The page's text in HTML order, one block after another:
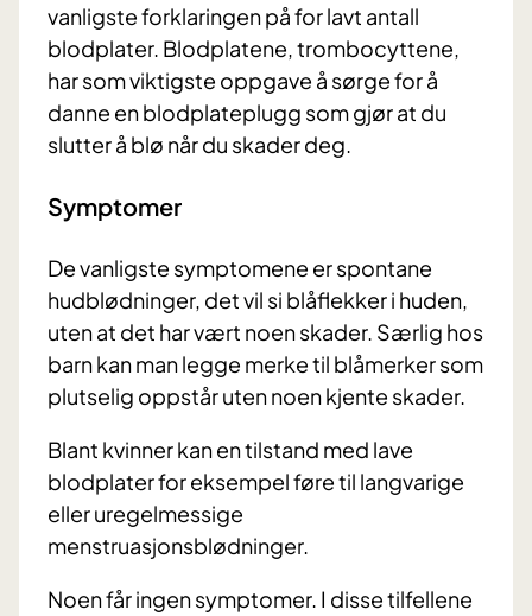
vanligste forklaringen på for lavt antall
blodplater. Blodplatene, trombocyttene,
har som viktigste oppgave å sørge for å
danne en blodplateplugg som gjør at du
slutter å blø når du skader deg.
Symptomer
De vanligste symptomene er spontane
hudblødninger, det vil si blåflekker i huden,
uten at det har vært noen skader. Særlig hos
barn kan man legge merke til blåmerker som
plutselig oppstår uten noen kjente skader.
Blant kvinner kan en tilstand med lave
blodplater for eksempel føre til langvarige
eller uregelmessige
menstruasjonsblødninger.
Noen får ingen symptomer. I disse tilfellene